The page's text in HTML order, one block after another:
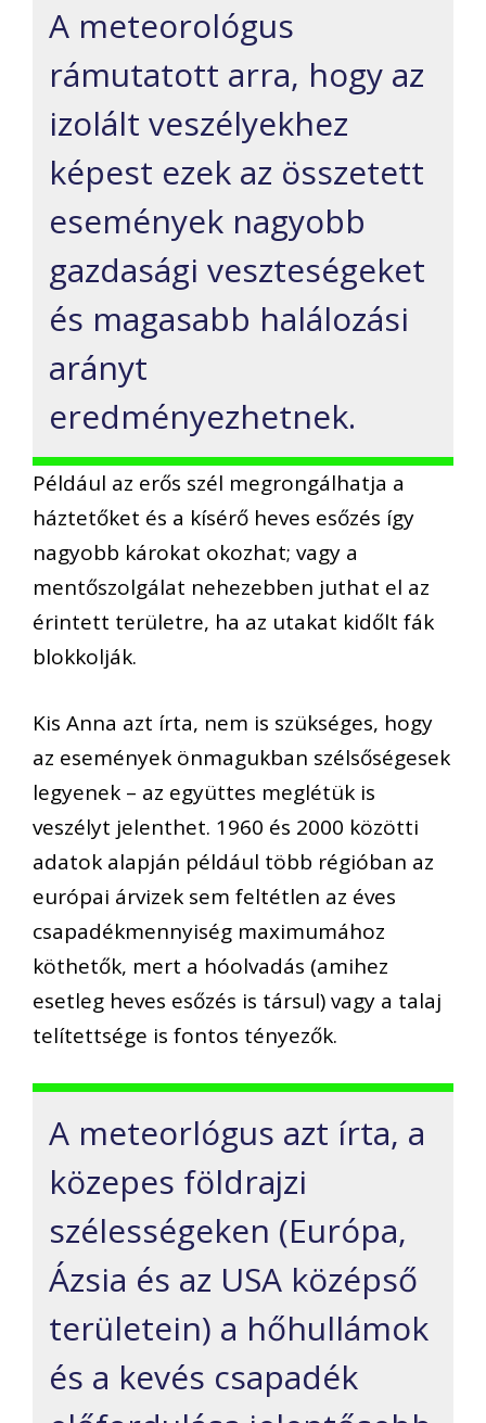
A meteorológus
rámutatott arra, hogy az
izolált veszélyekhez
képest ezek az összetett
események nagyobb
gazdasági veszteségeket
és magasabb halálozási
arányt
eredményezhetnek.
Például az erős szél megrongálhatja a
háztetőket és a kísérő heves esőzés így
nagyobb károkat okozhat; vagy a
mentőszolgálat nehezebben juthat el az
érintett területre, ha az utakat kidőlt fák
blokkolják.
Kis Anna azt írta, nem is szükséges, hogy
az események önmagukban szélsőségesek
legyenek – az együttes meglétük is
veszélyt jelenthet. 1960 és 2000 közötti
adatok alapján például több régióban az
európai árvizek sem feltétlen az éves
csapadékmennyiség maximumához
köthetők, mert a hóolvadás (amihez
esetleg heves esőzés is társul) vagy a talaj
telítettsége is fontos tényezők.
A meteorlógus azt írta, a
közepes földrajzi
szélességeken (Európa,
Ázsia és az USA középső
területein) a hőhullámok
és a kevés csapadék